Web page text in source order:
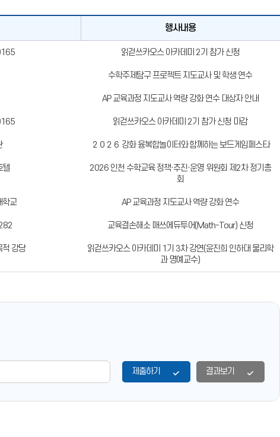
행사내용
읽걷쓰카오스 아카데미 2기 참가 신청
수학주제탐구 프로젝트 지도교사 및 학생 연수
AP 교육과정 지도교사 역량 강화 연수 대상자 안내
읽걷쓰카오스 아카데미 2기 참가 신청 마감
２０２６ 강화 융복합놀이터와 함께하는 보드게임페스타
텔
2026 인천 수학교육 정책·추진·운영 위원회 제2차 정기총
회
학교 AP 교육과정 지도교사 역량 강화 연수
교육결손해소 매쓰에듀투어(Math-Tour) 신청
적 강당
읽걷쓰카오스 아카데미 1기 3차 강연(윤진희 인하대 물리학
과 명예교수)
제출하기 결과보기